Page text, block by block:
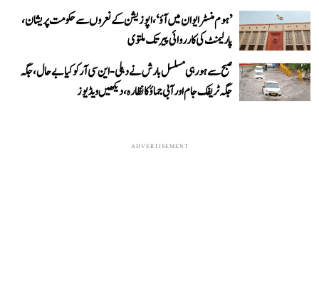
’ہوم منسٹر ایوان میں آؤ‘، اپوزیشن کے نعروں سے حکومت پریشان،
پارلیمنٹ کی کارروائی پیر تک ملتوی
صبح سے ہو رہی مسلسل بارش نے دہلی-این سی آر کو کیا بے حال، جگہ
جگہ ٹریفک جام اور آبی جماؤ کا نظارہ، دیکھیں ویڈیوز
ADVERTISEMENT